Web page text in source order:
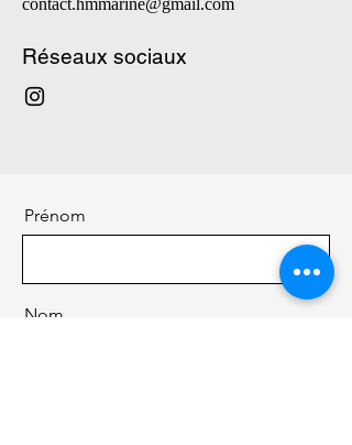
contact.hmmarine@gmail.com
Réseaux sociaux
Prénom
Nom